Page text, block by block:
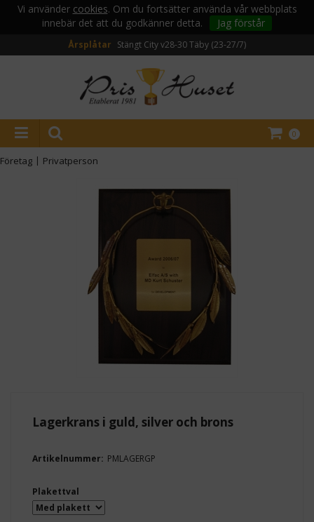
Vi använder cookies. Om du fortsätter använda vår webbplats
innebär det att du godkänner detta.
Jag förstår
Årsplåtar Stängt City v28-30Täby (23-27/7)
0
Företag | Privatperson
Lagerkrans i guld, silver och brons
Artikelnummer: PMLAGERGP
Plakettval